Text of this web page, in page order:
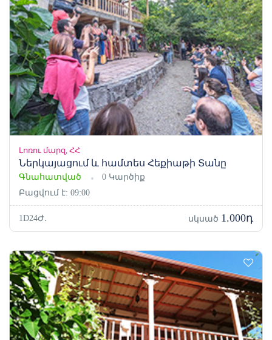
Լոռու մարզ, ՀՀ
Ներկայացում և համտես Հեքիաթի Տանը
Գնահատված
0 Կարծիք
Բացվում է: 09:00
1D24Ժ․ սկսած 1.000դ